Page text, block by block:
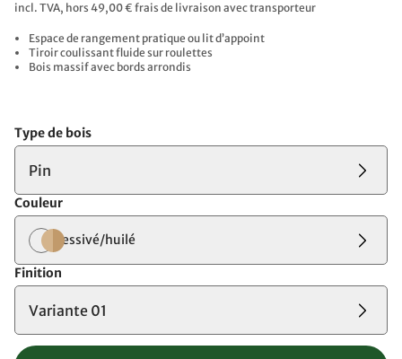
incl. TVA, hors 49,00 € frais de livraison avec transporteur
Espace de rangement pratique ou lit d’appoint
Tiroir coulissant fluide sur roulettes
Bois massif avec bords arrondis
Type de bois
Pin
Couleur
lessivé/huilé
Finition
Variante 01